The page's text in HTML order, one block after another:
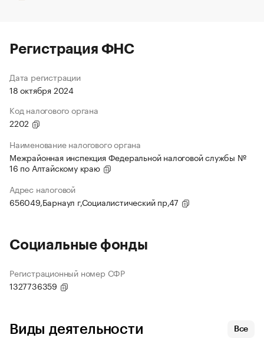
Регистрация ФНС
Дата регистрации
18 октября 2024
Код налогового органа
2202
Наименование налогового органа
Межрайонная инспекция Федеральной налоговой службы №
16 по Алтайскому краю
Адрес налоговой
656049,Барнаул г,Социалистический пр,47
Социальные фонды
Регистрационный номер СФР
1327736359
Виды деятельности Все